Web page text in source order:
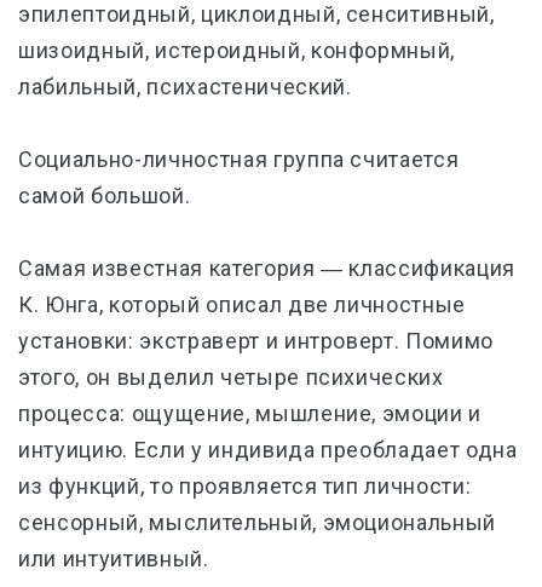
эпилептоидный, циклоидный, сенситивный,
шизоидный, истероидный, конформный,
лабильный, психастенический.
Социально-личностная группа считается
самой большой.
Самая известная категория ― классификация
К. Юнга, который описал две личностные
установки: экстраверт и интроверт. Помимо
этого, он выделил четыре психических
процесса: ощущение, мышление, эмоции и
интуицию. Если у индивида преобладает одна
из функций, то проявляется тип личности:
сенсорный, мыслительный, эмоциональный
или интуитивный.